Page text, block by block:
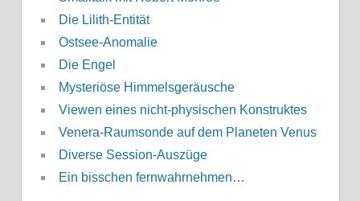
Die Lilith-Entität
Ostsee-Anomalie
Die Engel
Mysteriöse Himmelsgeräusche
Viewen eines nicht-physischen Konstruktes
Venera-Raumsonde auf dem Planeten Venus
Diverse Session-Auszüge
Ein bisschen fernwahrnehmen…